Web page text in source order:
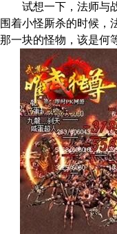
试想一下，法师与战
围着小怪厮杀的时候，
那一块的怪物，该是何